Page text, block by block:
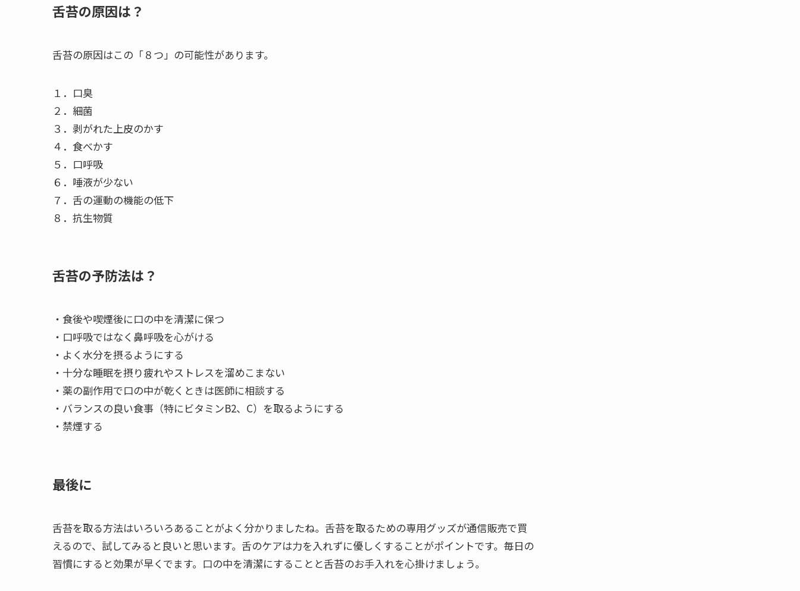
舌苔の原因は？
舌苔の原因はこの「８つ」の可能性があります。
１．口臭
２．細菌
３．剥がれた上皮のかす
４．食べかす
５．口呼吸
６．唾液が少ない
７．舌の運動の機能の低下
８．抗生物質
舌苔の予防法は？
・食後や喫煙後に口の中を清潔に保つ
・口呼吸ではなく鼻呼吸を心がける
・よく水分を摂るようにする
・十分な睡眠を摂り疲れやストレスを溜めこまない
・薬の副作用で口の中が乾くときは医師に相談する
・バランスの良い食事（特にビタミンB2、C）を取るようにする
・禁煙する
最後に
舌苔を取る方法はいろいろあることがよく分かりましたね。舌苔を取るための専用グッズが通信販売で買
えるので、試してみると良いと思います。舌のケアは力を入れずに優しくすることがポイントです。毎日の
習慣にすると効果が早くでます。口の中を清潔にすることと舌苔のお手入れを心掛けましょう。